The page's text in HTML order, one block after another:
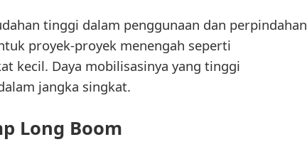
tinggi dalam penggunaan dan perpindahan
proyek-proyek menengah seperti
kecil. Daya mobilisasinya yang tinggi
jangka singkat.
Long Boom